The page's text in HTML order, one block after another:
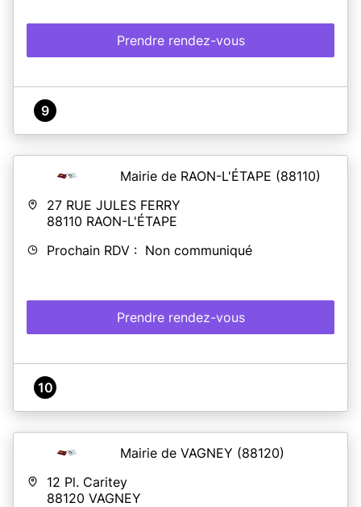
Prendre rendez-vous
9
Mairie de RAON-L'ÉTAPE (88110)
27 RUE JULES FERRY
88110 RAON-L'ÉTAPE
Prochain RDV : Non communiqué
Prendre rendez-vous
10
Mairie de VAGNEY (88120)
12 Pl. Caritey
88120 VAGNEY